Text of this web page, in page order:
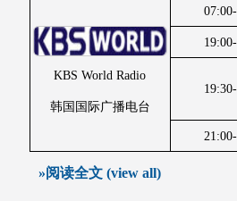
KBS World Radio
韩国国际广播电台
»阅读全文 (view all)